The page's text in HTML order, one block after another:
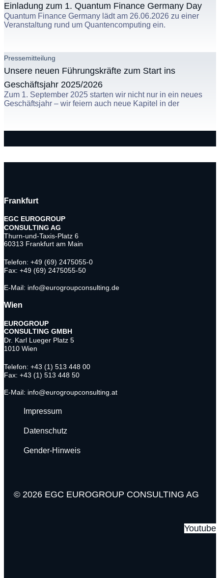
Einladung zum 1. Quantum Finance Germany Day
Quantum Finance Germany lädt am 26.06.2026 zu einer
Veranstaltung rund um Quantencomputing ein.
Pressemitteilung
Unsere neuen Führungskräfte zum Start ins
Geschäftsjahr 2025/2026
Zum 1. September 2025 starten wir nicht nur in ein neues
Geschäftsjahr – wir feiern auch neue Kapitel in der
Frankfurt
EGC EUROGROUP
CONSULTING AG
Thurn-und-Taxis-Platz 6
60313 Frankfurt am Main
Telefon: +49 (69) 2475055-0
Fax: +49 (69) 2475055-50
E-Mail: info@eurogroupconsulting.de
Wien
EUROGROUP
CONSULTING GMBH
Dr. Karl Lueger Platz 5
1010 Wien
Telefon: +43 (1) 513 448 00
Fax: +43 (1) 513 448 50
E-Mail: info@eurogroupconsulting.at
Impressum
Datenschutz
Gender-Hinweis
© 2026 EGC EUROGROUP CONSULTING AG
Youtube